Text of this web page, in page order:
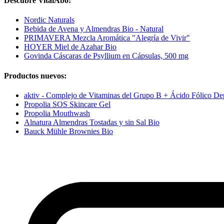
Nordic Naturals
Bebida de Avena y Almendras Bio - Natural
PRIMAVERA Mezcla Aromática "Alegría de Vivir"
HOYER Miel de Azahar Bio
Govinda Cáscaras de Psyllium en Cápsulas, 500 mg
Productos nuevos:
aktiv - Complejo de Vitaminas del Grupo B + Ácido Fólico
Propolia SOS Skincare Gel
Propolia Mouthwash
Alnatura Almendras Tostadas y sin Sal Bio
Bauck Mühle Brownies Bio